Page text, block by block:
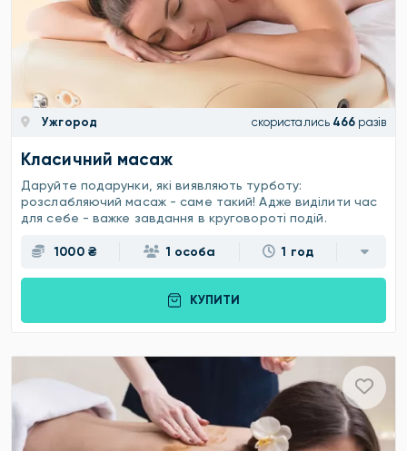
Ужгород скористались 466 разів
Класичний масаж
Даруйте подарунки, які виявляють турботу:
розслабляючий масаж - саме такий! Адже виділити час
для себе - важке завдання в круговороті подій.
1000 ₴ 1 особа 1 год
КУПИТИ